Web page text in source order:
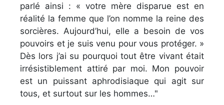
parlé ainsi : « votre mère disparue est en
réalité la femme que l’on nomme la reine des
sorcières. Aujourd’hui, elle a besoin de vos
pouvoirs et je suis venu pour vous protéger. »
Dès lors j’ai su pourquoi tout être vivant était
irrésistiblement attiré par moi. Mon pouvoir
est un puissant aphrodisiaque qui agit sur
tous, et surtout sur les hommes…"